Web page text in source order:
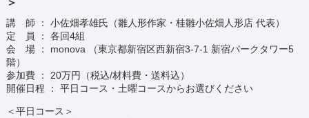
講 師 ： 小佐畑孝雄氏（雛人形作家・桂雛小佐畑人形店 代表）
定 員 ： 各回4組
会 場 ： monova （東京都新宿区西新宿3-7-1 新宿パークタワー5
階）
参加費 ： 20万円（税込/材料費・送料込）
開催日程 ： 平日コース・土曜コースからお選びください
＜平日コース＞